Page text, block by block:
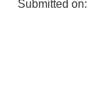
Submitted on: